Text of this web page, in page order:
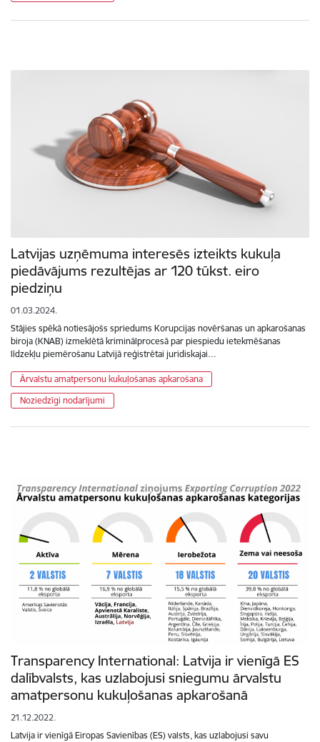
Latvijas uzņēmuma interesēs izteikts kukuļa
piedāvājums rezultējas ar 120 tūkst. eiro
piedziņu
01.03.2024.
Stājies spēkā notiesājošs spriedums Korupcijas novēršanas un apkarošanas
biroja (KNAB) izmeklētā kriminālprocesā par piespiedu ietekmēšanas
līdzekļu piemērošanu Latvijā reģistrētai juridiskajai…
Ārvalstu amatpersonu kukuļošanas apkarošana
Noziedzīgi nodarījumi
Transparency International: Latvija ir vienīgā ES
dalībvalsts, kas uzlabojusi sniegumu ārvalstu
amatpersonu kukuļošanas apkarošanā
21.12.2022.
Latvija ir vienīgā Eiropas Savienības (ES) valsts, kas uzlabojusi savu